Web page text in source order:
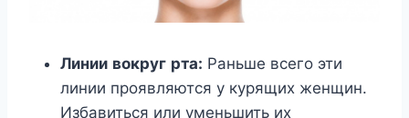
Линии вокруг рта: Раньше всего эти
линии проявляются у курящих женщин.
Избавиться или уменьшить их